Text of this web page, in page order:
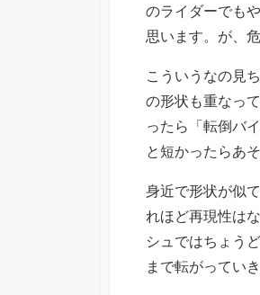
のライダーでも
思います。が、
こういうなの見
の形状も重なっ
ったら「転倒バ
と短かったらあ
身近で形状が似
れほど再現性は
シュではちょう
まで転がっていき